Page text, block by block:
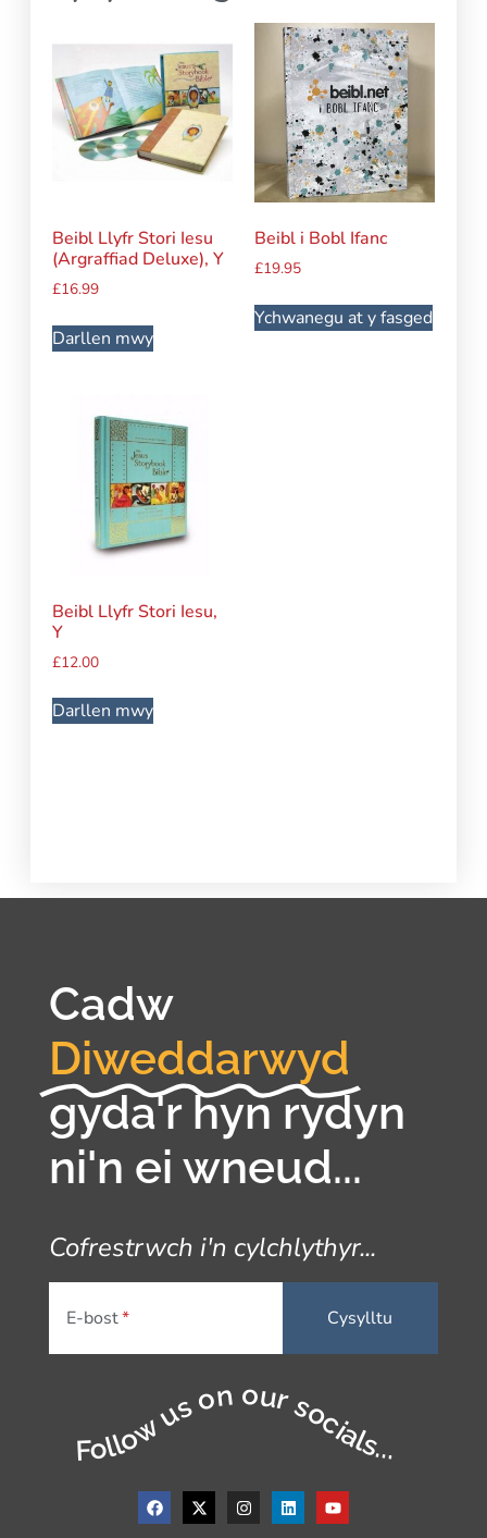
Beibl Llyfr Stori Iesu
(Argraffiad Deluxe), Y
£16.99
Darllen mwy
Beibl i Bobl Ifanc
£19.95
Ychwanegu at y fasged
Beibl Llyfr Stori Iesu,
Y
£12.00
Darllen mwy
Cadw
Diweddarwyd
gyda'r hyn rydyn
ni'n ei wneud...
Cofrestrwch i'n cylchlythyr...
E-bost
Follow us on our socials...